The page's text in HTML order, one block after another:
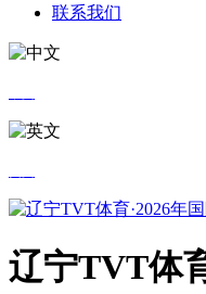
联系我们
辽宁TVT体